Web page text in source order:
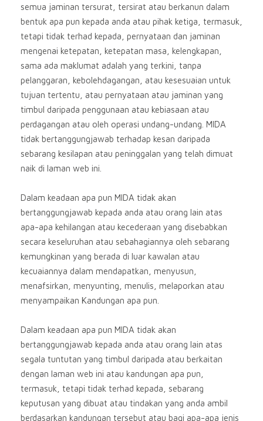
semua jaminan tersurat, tersirat atau berkanun dalam
bentuk apa pun kepada anda atau pihak ketiga, termasuk,
tetapi tidak terhad kepada, pernyataan dan jaminan
mengenai ketepatan, ketepatan masa, kelengkapan,
sama ada maklumat adalah yang terkini, tanpa
pelanggaran, kebolehdagangan, atau kesesuaian untuk
tujuan tertentu, atau pernyataan atau jaminan yang
timbul daripada penggunaan atau kebiasaan atau
perdagangan atau oleh operasi undang-undang. MIDA
tidak bertanggungjawab terhadap kesan daripada
sebarang kesilapan atau peninggalan yang telah dimuat
naik di laman web ini.
Dalam keadaan apa pun MIDA tidak akan
bertanggungjawab kepada anda atau orang lain atas
apa-apa kehilangan atau kecederaan yang disebabkan
secara keseluruhan atau sebahagiannya oleh sebarang
kemungkinan yang berada di luar kawalan atau
kecuaiannya dalam mendapatkan, menyusun,
menafsirkan, menyunting, menulis, melaporkan atau
menyampaikan Kandungan apa pun.
Dalam keadaan apa pun MIDA tidak akan
bertanggungjawab kepada anda atau orang lain atas
segala tuntutan yang timbul daripada atau berkaitan
dengan laman web ini atau kandungan apa pun,
termasuk, tetapi tidak terhad kepada, sebarang
keputusan yang dibuat atau tindakan yang anda ambil
berdasarkan kandungan tersebut atau bagi apa-apa jenis